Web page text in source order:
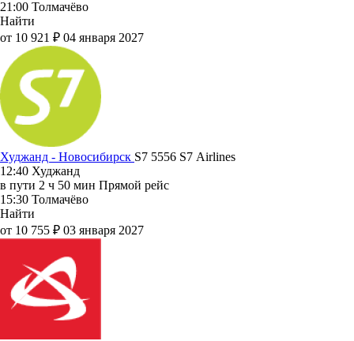
21:00 Толмачёво
Найти
от 10 921 ₽ 04 января 2027
Худжанд - Новосибирск S7 5556 S7 Airlines
12:40 Худжанд
в пути 2 ч 50 мин Прямой рейс
15:30 Толмачёво
Найти
от 10 755 ₽ 03 января 2027